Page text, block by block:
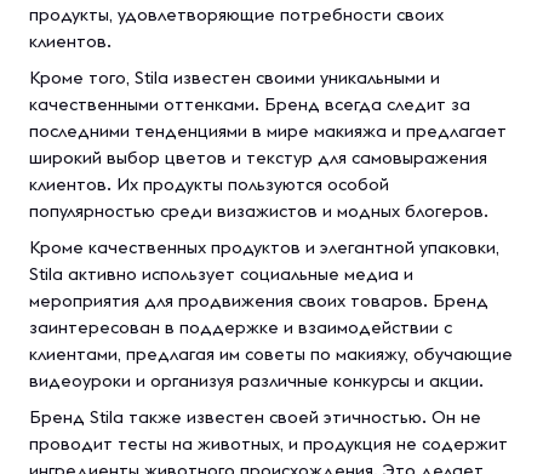
продукты, удовлетворяющие потребности своих
клиентов.
Кроме того, Stila известен своими уникальными и
качественными оттенками. Бренд всегда следит за
последними тенденциями в мире макияжа и предлагает
широкий выбор цветов и текстур для самовыражения
клиентов. Их продукты пользуются особой
популярностью среди визажистов и модных блогеров.
Кроме качественных продуктов и элегантной упаковки,
Stila активно использует социальные медиа и
мероприятия для продвижения своих товаров. Бренд
заинтересован в поддержке и взаимодействии с
клиентами, предлагая им советы по макияжу, обучающие
видеоуроки и организуя различные конкурсы и акции.
Бренд Stila также известен своей этичностью. Он не
проводит тесты на животных, и продукция не содержит